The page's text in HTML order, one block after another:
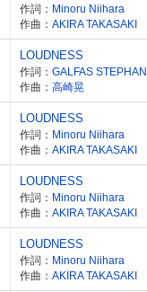
作詞： Minoru Niihara
作曲： AKIRA TAKASAKI
LOUDNESS
作詞： GALFAS STEPHAN
作曲： 高崎晃
LOUDNESS
作詞： Minoru Niihara
作曲： AKIRA TAKASAKI
LOUDNESS
作詞： Minoru Niihara
作曲： AKIRA TAKASAKI
LOUDNESS
作詞： Minoru Niihara
作曲： AKIRA TAKASAKI